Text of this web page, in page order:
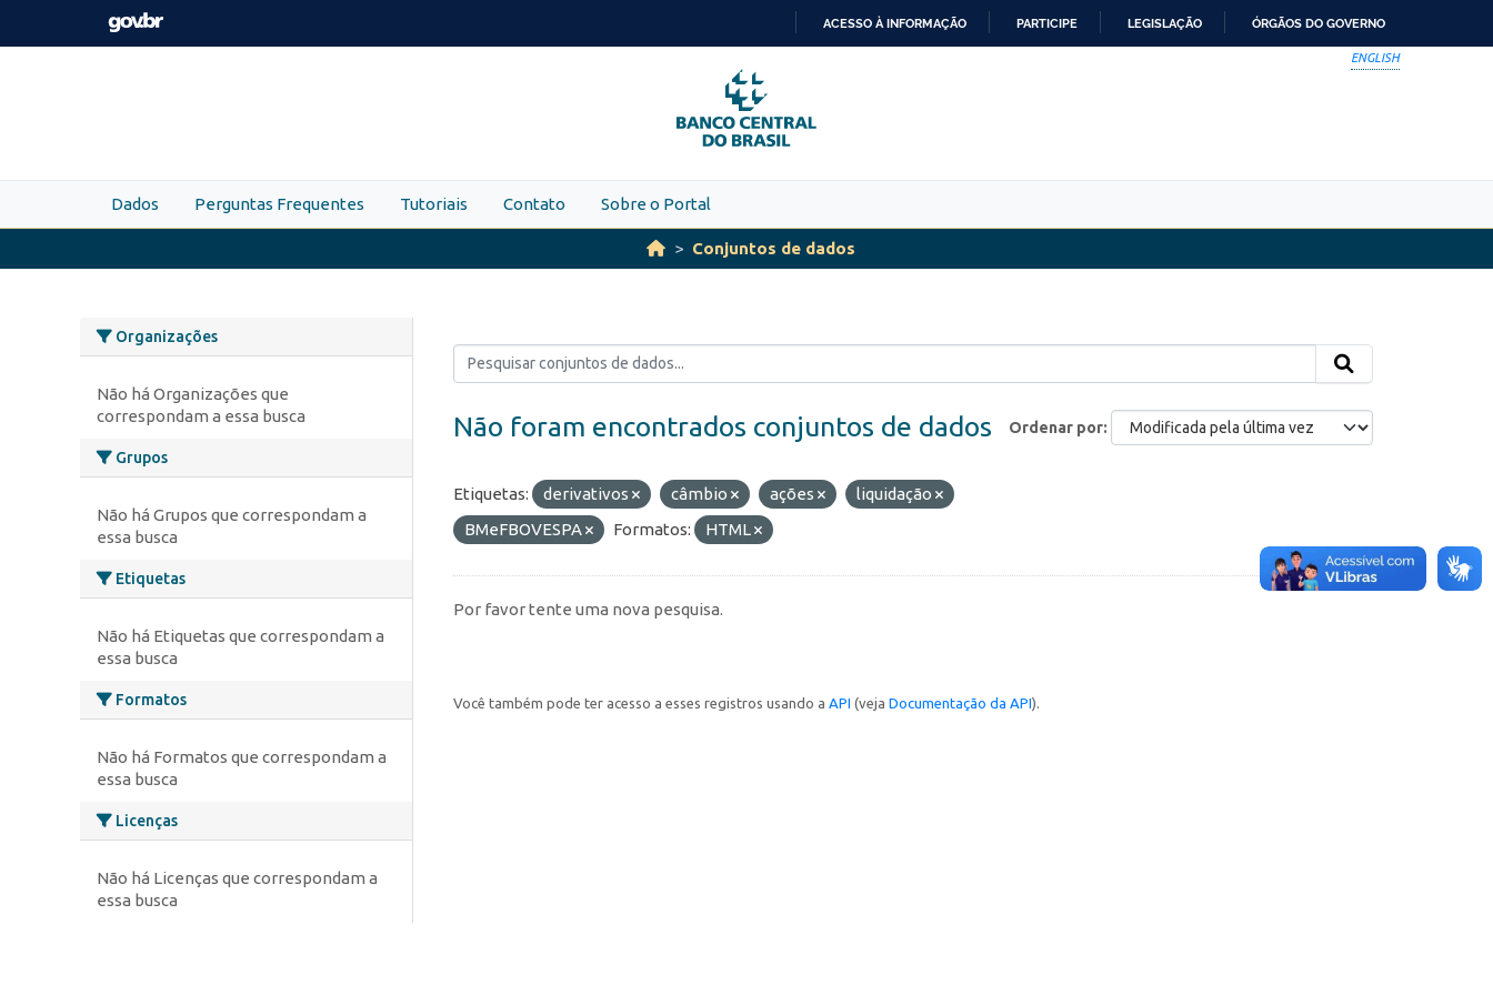
Skip to main content
PARA
O
CONTEÚDO
ACESSO À INFORMAÇÃO PARTICIPE LEGISLAÇÃO ÓRGÃOS DO GOVERNO
ENGLISH
Dados Perguntas Frequentes Tutoriais Contato Sobre o Portal
Conjuntos de dados
Organizações
Não há Organizações que
correspondam a essa busca
Grupos
Não há Grupos que correspondam a
essa busca
Etiquetas
Não há Etiquetas que correspondam a
essa busca
Formatos
Não há Formatos que correspondam a
essa busca
Licenças
Não há Licenças que correspondam a
essa busca
Ordenar por
Não foram encontrados conjuntos de dados
Etiquetas: derivativos câmbio ações
liquidação
BMeFBOVESPA
Formatos: HTML
Por favor tente uma nova pesquisa.
Você também pode ter acesso a esses registros usando a API (veja Documentação da API).